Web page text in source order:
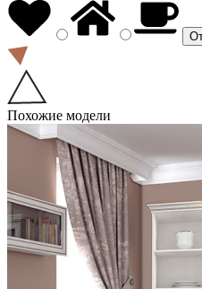
Похожие модели